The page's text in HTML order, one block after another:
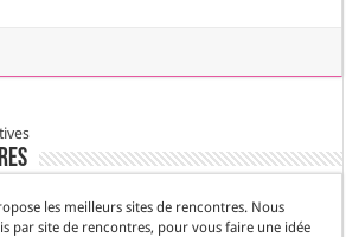
les meilleurs sites de rencontres. Nous
par site de rencontres, pour vous faire une idée